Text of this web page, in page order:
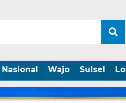
Nasional Wajo Sulsel